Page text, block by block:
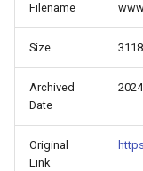
Filename
Size
Archived
Date
Original
Link